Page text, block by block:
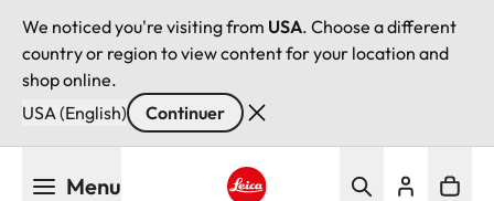
We noticed you're visiting from USA. Choose a different
country or region to view content for your location and
shop online.
USA (English)
Continuer
Menu